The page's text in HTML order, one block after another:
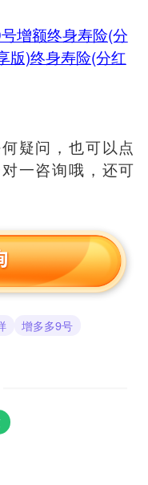
增额终身寿险(分
版)终身寿险(分红
疑问，也可以点
一咨询哦，还可
增多多9号